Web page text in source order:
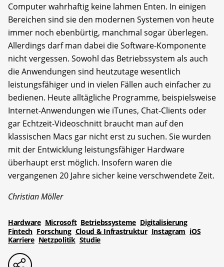
Computer wahrhaftig keine lahmen Enten. In einigen
Bereichen sind sie den modernen Systemen von heute
immer noch ebenbürtig, manchmal sogar überlegen.
Allerdings darf man dabei die Software-Komponente
nicht vergessen. Sowohl das Betriebssystem als auch
die Anwendungen sind heutzutage wesentlich
leistungsfähiger und in vielen Fällen auch einfacher zu
bedienen. Heute alltägliche Programme, beispielsweise
Internet-Anwendungen wie iTunes, Chat-Clients oder
gar Echtzeit-Videoschnitt braucht man auf den
klassischen Macs gar nicht erst zu suchen. Sie wurden
mit der Entwicklung leistungsfähiger Hardware
überhaupt erst möglich. Insofern waren die
vergangenen 20 Jahre sicher keine verschwendete Zeit.
Christian Möller
Hardware Microsoft Betriebssysteme Digitalisierung
Fintech Forschung Cloud & Infrastruktur Instagram iOS
Karriere Netzpolitik Studie